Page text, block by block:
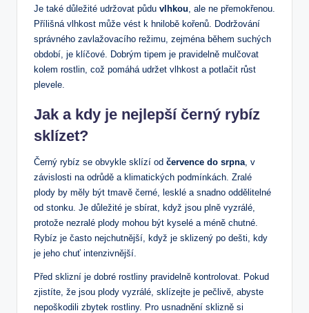
Je také důležité udržovat půdu vlhkou , ale ne přemokřenou.
Přílišná vlhkost může vést k hnilobě kořenů. Dodržování
správného zavlažovacího režimu, zejména během suchých
období, je klíčové. Dobrým tipem je pravidelně mulčovat
kolem rostlin, což pomáhá udržet vlhkost a potlačit růst
plevele.
Jak a kdy je nejlepší černý rybíz
sklízet?
Černý rybíz se obvykle sklízí od července do srpna , v
závislosti na odrůdě a klimatických podmínkách. Zralé
plody by měly být tmavě černé, lesklé a snadno oddělitelné
od stonku. Je důležité je sbírat, když jsou plně vyzrálé,
protože nezralé plody mohou být kyselé a méně chutné.
Rybíz je často nejchutnější, když je sklizený po dešti, kdy
je jeho chuť intenzivnější.
Před sklizní je dobré rostliny pravidelně kontrolovat. Pokud
zjistíte, že jsou plody vyzrálé, sklízejte je pečlivě, abyste
nepoškodili zbytek rostliny. Pro usnadnění sklizně si